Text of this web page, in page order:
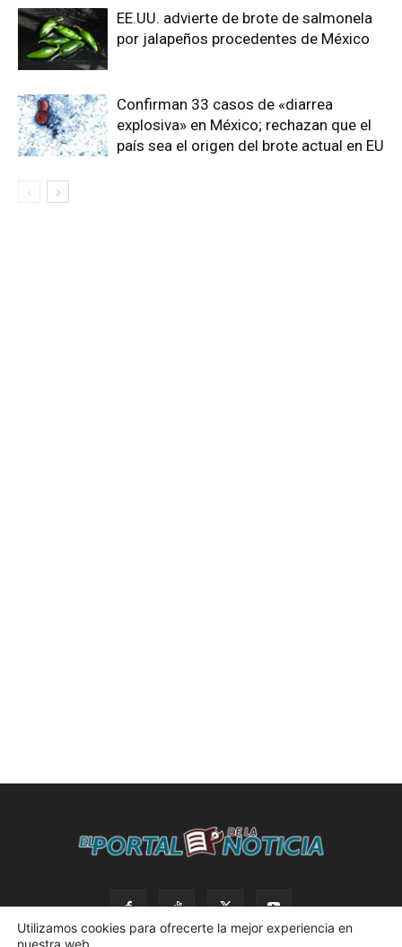
EE.UU. advierte de brote de salmonela
por jalapeños procedentes de México
Confirman 33 casos de «diarrea
explosiva» en México; rechazan que el
país sea el origen del brote actual en EU
Utilizamos cookies para ofrecerte la mejor experiencia en
nuestra web.